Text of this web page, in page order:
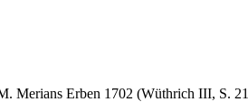
Merians Erben 1702 (Wüthrich III, S.